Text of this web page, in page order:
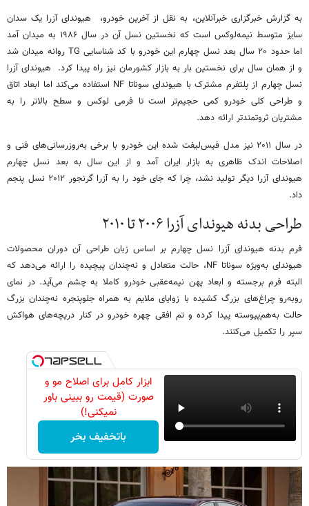
به گزارش خبرگزاری خبرآنلاین، به نقل از آخرین خودرو، هیوندای آزرا یک سدان
سایز متوسط نیمه‌لوکس است که نخستین نسل آن در سال ۱۹۸۶ به میدان آمد
اما حدود ۲۰ سال بعد نسل چهارم این خودرو با کد شناسایی TG روانه میدان شد
و از همان سال برای نخستین بار به بازار کشورمان نیز راه پیدا کرد. هیوندای آزرا
نسل چهارم از پلتفرم مشترک با هیوندای سوناتا NF استفاده می‌کند اما ابعاد اتاق
و طراحی کلی خودرو کمی حجیم‌تر است تا فرمی لوکس و سطح بالاتر را به
مشتریان ثروتمندتر ارائه دهد.
در سال ۲۰۱۱ نیز مدل فیس‌لیفت شده این خودرو با برخی به‌روزرسانی‌های فنی و
اصلاحات اندک ظاهری به بازار ایران آمد و از این سال به بعد نسل چهارم
هیوندای آزرا دیگر تولید نشد، چرا که جای خود را به آزرا گرنجور ۲۰۱۲ نسل پنجم
داد.
طراحی بدنه هیوندای آزرا ۲۰۰۶ تا ۲۰۱۰
فرم بدنه هیوندای آزرا نسل چهارم بر اساس زبان طراحی آن دوران محصولات
هیوندای به‌ویژه سوناتا NF، حالت متعادل و نه‌چندان پیچیده را ارائه می‌دهد که
البته فرم برجسته و ابعاد پهن نیمه‌عقبی خودرو کاملا به چشم می‌آید. در نمای
روبه‌رو چراغ‌های بزرگ کشیده با زوایای ملایم به همراه جلوپنجره نه‌چندان بزرگ
حالت به‌هم‌پیوسته پیدا کرده و تم افقی چهره خودرو در کنار دریچه‌های هواکش
سپر را تکمیل می‌کنند.
ابزار کامل برای اصلاح مو و
صورت (قیمت رو ببینی باور
نمیکنی!)
باتخفیف بخر